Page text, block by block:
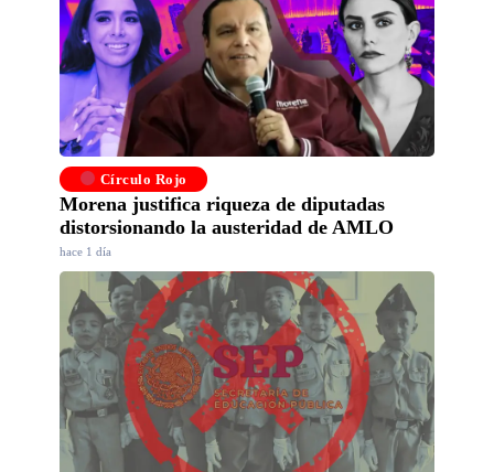
Círculo Rojo
Morena justifica riqueza de diputadas
distorsionando la austeridad de AMLO
hace 1 día